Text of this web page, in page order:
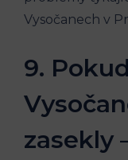
Vysočanech v
9.
zasekly